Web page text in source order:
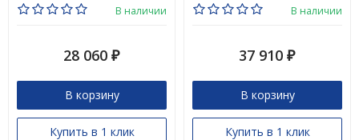
В наличии
28 060 ₽
В корзину
Купить в 1 клик
В наличии
37 910 ₽
В корзину
Купить в 1 клик